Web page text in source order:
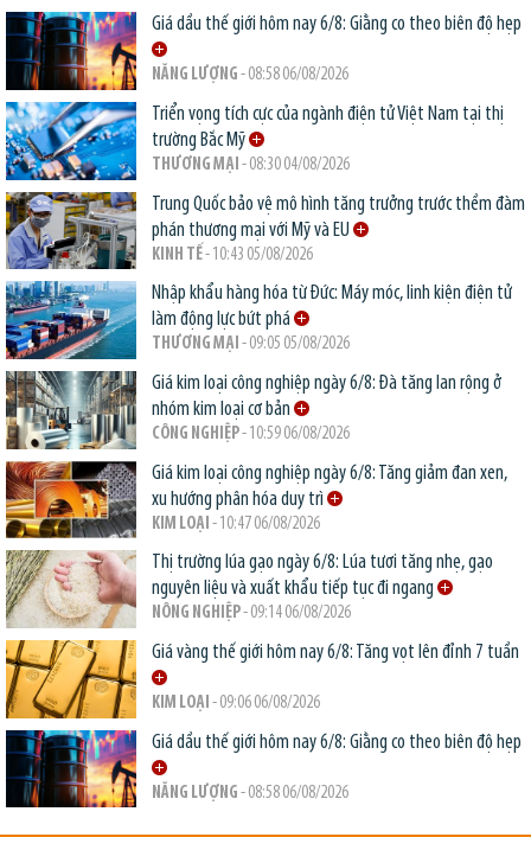
Giá dầu thế giới hôm nay 6/8: Giằng co theo biên độ hẹp
NĂNG LƯỢNG - 08:58 06/08/2026
Triển vọng tích cực của ngành điện tử Việt Nam tại thị
trường Bắc Mỹ
THƯƠNG MẠI - 08:30 04/08/2026
Trung Quốc bảo vệ mô hình tăng trưởng trước thềm đàm
phán thương mại với Mỹ và EU
KINH TẾ- 10:43 05/08/2026
Nhập khẩu hàng hóa từ Đức: Máy móc, linh kiện điện tử
làm động lực bứt phá
THƯƠNG MẠI - 09:05 05/08/2026
Giá kim loại công nghiệp ngày 6/8: Đà tăng lan rộng ở
nhóm kim loại cơ bản
CÔNG NGHIỆP- 10:59 06/08/2026
Giá kim loại công nghiệp ngày 6/8: Tăng giảm đan xen,
xu hướng phân hóa duy trì
KIM LOẠI - 10:47 06/08/2026
Thị trường lúa gạo ngày 6/8: Lúa tươi tăng nhẹ, gạo
nguyên liệu và xuất khẩu tiếp tục đi ngang
NÔNG NGHIỆP- 09:14 06/08/2026
Giá vàng thế giới hôm nay 6/8: Tăng vọt lên đỉnh 7 tuần
KIM LOẠI - 09:06 06/08/2026
Giá dầu thế giới hôm nay 6/8: Giằng co theo biên độ hẹp
NĂNG LƯỢNG - 08:58 06/08/2026